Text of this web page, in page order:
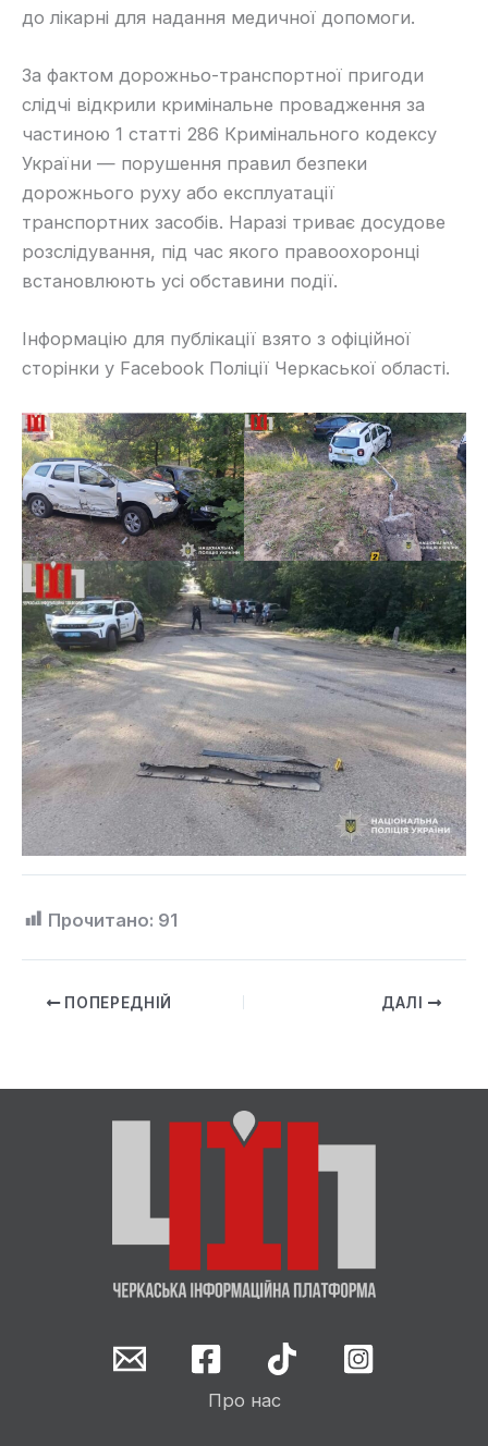
до лікарні для надання медичної допомоги.
За фактом дорожньо-транспортної пригоди
слідчі відкрили кримінальне провадження за
частиною 1 статті 286 Кримінального кодексу
України — порушення правил безпеки
дорожнього руху або експлуатації
транспортних засобів. Наразі триває досудове
розслідування, під час якого правоохоронці
встановлюють усі обставини події.
Інформацію для публікації взято з офіційної
сторінки у Facebook Поліції Черкаської області.
Прочитано: 91
ПОПЕРЕДНІЙ ДАЛІ
Про нас